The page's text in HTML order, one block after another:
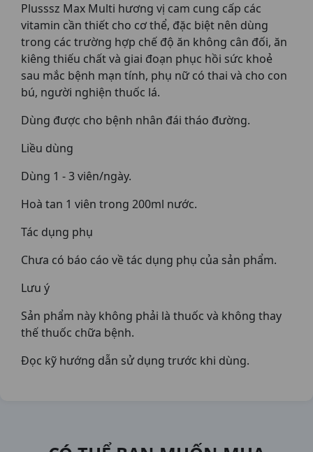
Plusssz Max Multi hương vị cam cung cấp các
vitamin cần thiết cho cơ thể, đặc biệt nên dùng
trong các trường hợp chế độ ăn không cân đối, ăn
kiêng thiếu chất và giai đoạn phục hồi sức khoẻ
sau mắc bệnh mạn tính, phụ nữ có thai và cho con
bú, người nghiện thuốc lá.
Dùng được cho bệnh nhân đái tháo đường.
Liều dùng
Dùng 1 - 3 viên/ngày.
Hoà tan 1 viên trong 200ml nước.
Tác dụng phụ
Chưa có báo cáo về tác dụng phụ của sản phẩm.
Lưu ý
Sản phẩm này không phải là thuốc và không thay
thế thuốc chữa bệnh.
Đọc kỹ hướng dẫn sử dụng trước khi dùng.